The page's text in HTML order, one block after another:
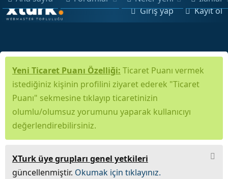
Giriş yap Kayıt ol
Yeni Ticaret Puanı Özelliği: Ticaret Puanı vermek
istediğiniz kişinin profilini ziyaret ederek "Ticaret
Puanı" sekmesine tıklayıp ticaretinizin
olumlu/olumsuz yorumunu yaparak kullanıcıyı
değerlendirebilirsiniz.
XTurk üye grupları genel yetkileri
güncellenmiştir. Okumak için tıklayınız.